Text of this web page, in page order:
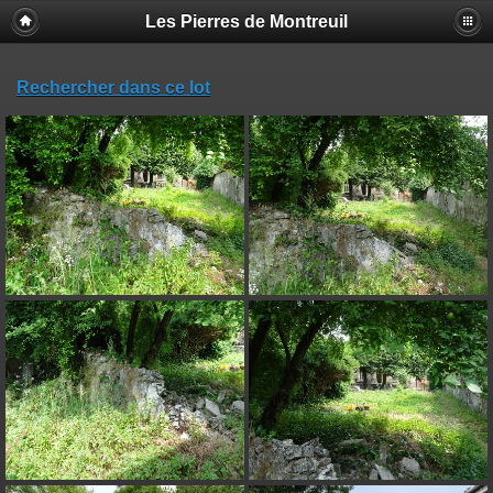
Les Pierres de Montreuil
Rechercher dans ce lot